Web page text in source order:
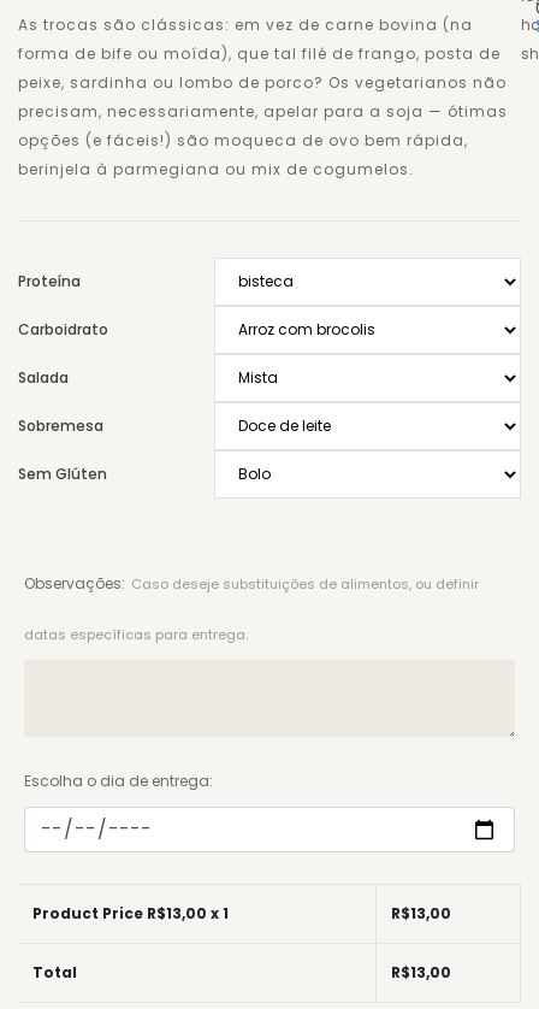
08/12
As trocas são clássicas: em vez de carne bovina (na
forma de bife ou moída), que tal filé de frango, posta de
peixe, sardinha ou lombo de porco? Os vegetarianos não
precisam, necessariamente, apelar para a soja — ótimas
opções (e fáceis!) são moqueca de ovo bem rápida,
berinjela à parmegiana ou mix de cogumelos.
Proteína
Carboidrato
Salada
Sobremesa
Sem Glúten
Observações: Caso deseje substituições de alimentos, ou definir
datas específicas para entrega.
Escolha o dia de entrega:
Product Price R$13,00 x 1 R$13,00
Total R$13,00